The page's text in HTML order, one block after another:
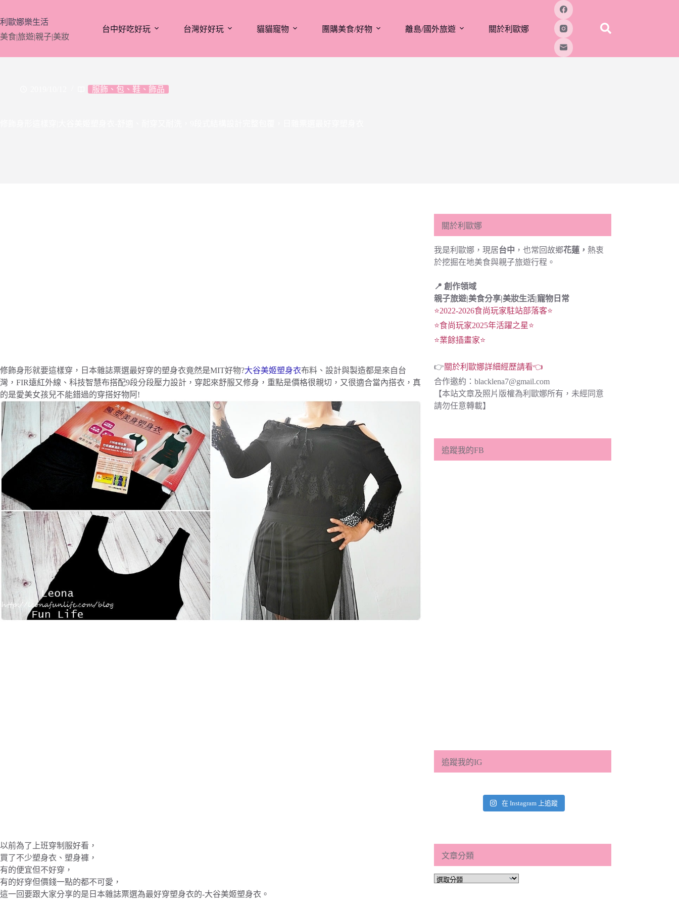
至
主
要
利歐娜樂生活
美食|旅遊|親子|美妝
台中好吃好玩 台灣好好玩 貓貓寵物 團購美食/好物 離島/國外旅遊 關於利歐娜
服飾、包、鞋、飾品
修飾身形就要這樣穿，日本雜誌票選最好穿的塑身衣竟然是MIT好物?大谷美姬塑身衣布料、設計與製造都是來自台
灣， FIR遠紅外線、科技智慧布搭配9段分段壓力設計，穿起來舒服又修身，重點是價格很親切，又很適合當內搭衣，真
的是愛美女孩兒不能錯過的穿搭好物阿!
以前為了上班穿制服好看，
買了不少塑身衣、塑身褲，
有的便宜但不好穿，
有的好穿但價錢一點的都不可愛，
這一回要跟大家分享的是日本雜誌票選為最好穿塑身衣的-大谷美姬塑身衣。
關於利歐娜
我是利歐娜，現居台中 ，也常回故鄉花蓮， 熱衷
於挖掘在地美食與親子旅遊行程。
📍 創作領域
親子旅遊|美食分享|美妝生活|寵物日常
⭐2022-2026食尚玩家駐站部落客⭐
⭐食尚玩家2025年活躍之星⭐
⭐業餘插畫家⭐
👉關於利歐娜詳細經歷請看👈
合作邀約： blacklena7@gmail.com
【本站文章及照片版權為利歐娜所有，未經同意
請勿任意轉載】
追蹤我的FB
追蹤我的IG
在 Instagram 上追蹤
文章分類
文